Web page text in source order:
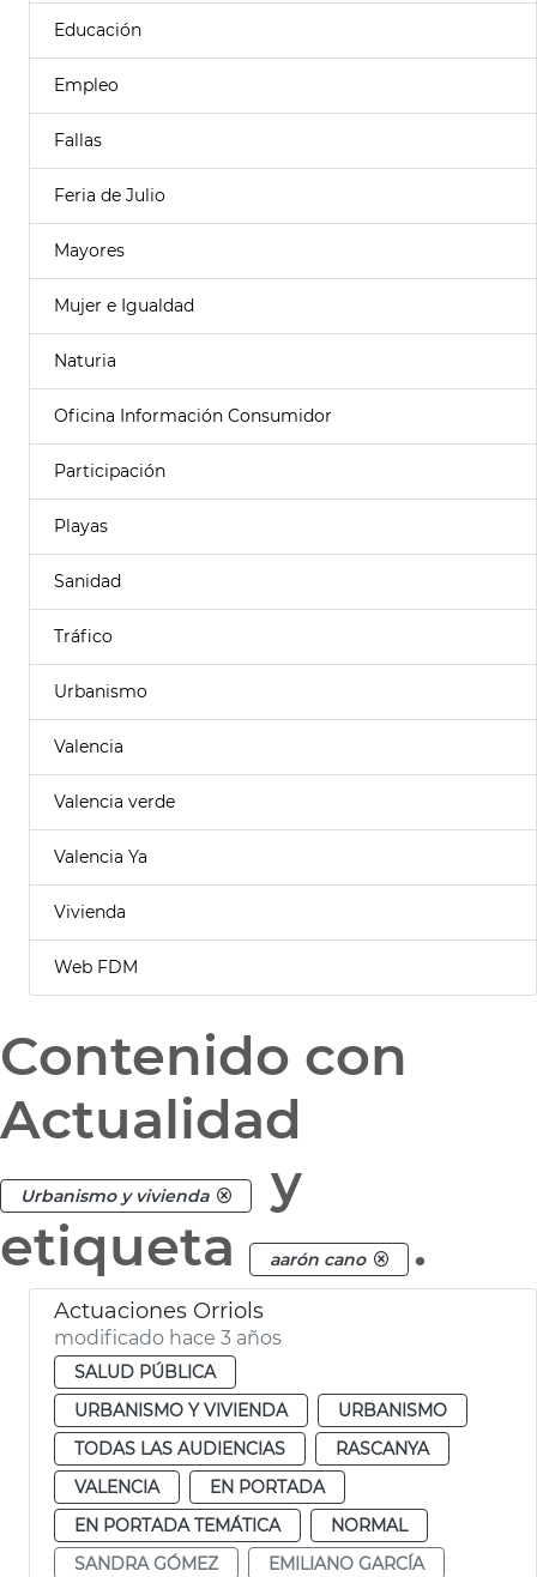
Educación
Empleo
Fallas
Feria de Julio
Mayores
Mujer e Igualdad
Naturia
Oficina Información Consumidor
Participación
Playas
Sanidad
Tráfico
Urbanismo
Valencia
Valencia verde
Valencia Ya
Vivienda
Web FDM
Contenido con
Actualidad
Urbanismo y vivienda
y
etiqueta
aarón cano .
Actuaciones Orriols
modificado hace 3 años
SALUD PÚBLICA
URBANISMO Y VIVIENDA
URBANISMO
TODAS LAS AUDIENCIAS
RASCANYA
VALENCIA
EN PORTADA
EN PORTADA TEMÁTICA
NORMAL
SANDRA GÓMEZ
EMILIANO GARCÍA